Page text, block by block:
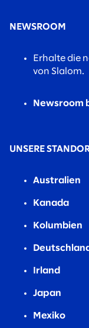
NEWSROOM
Erhalte die
von Slalom.
Newsroom
UNSERE
Australien
Kanada
Kolumbien
Irland
Japan
Mexiko